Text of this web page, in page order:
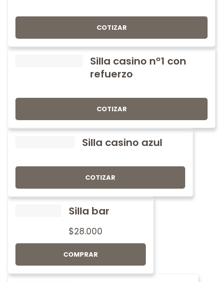
COTIZAR
Silla casino nº1 con
refuerzo
COTIZAR
Silla casino azul
COTIZAR
Silla bar
$28.000
COMPRAR